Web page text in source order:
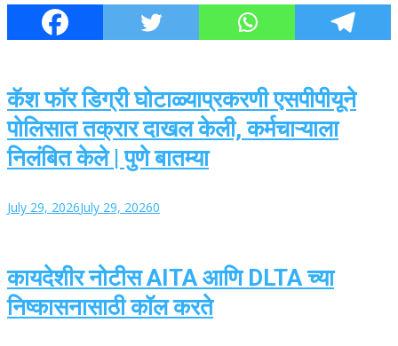
कॅश फॉर डिग्री घोटाळ्याप्रकरणी एसपीपीयूने
पोलिसात तक्रार दाखल केली, कर्मचाऱ्याला
निलंबित केले | पुणे बातम्या
July 29, 2026July 29, 20260
कायदेशीर नोटीस AITA आणि DLTA च्या
निष्कासनासाठी कॉल करते